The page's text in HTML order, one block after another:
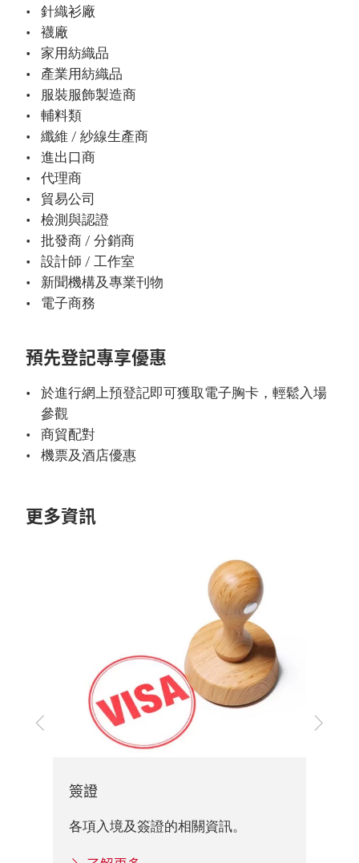
針織衫廠
襪廠
家用紡織品
產業用紡織品
服裝服飾製造商
輔料類
纖維 / 紗線生產商
進出口商
代理商
貿易公司
檢測與認證
批發商 / 分銷商
設計師 / 工作室
新聞機構及專業刊物
電子商務
預先登記專享優惠
於進行網上預登記即可獲取電子胸卡，輕鬆入場
參觀
商貿配對
機票及酒店優惠
更多資訊
上
下
資訊。